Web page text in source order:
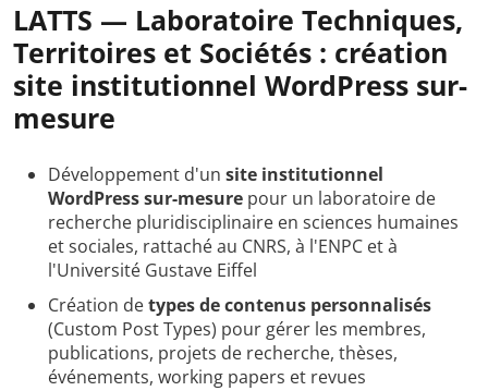
LATTS — Laboratoire Techniques,
Territoires et Sociétés : création
site institutionnel WordPress sur-
mesure
Développement d'un site institutionnel
WordPress sur-mesure pour un laboratoire de
recherche pluridisciplinaire en sciences humaines
et sociales, rattaché au CNRS, à l'ENPC et à
l'Université Gustave Eiffel
Création detypes de contenus personnalisés
(Custom Post Types) pour gérer les membres,
publications, projets de recherche, thèses,
événements, working papers et revues